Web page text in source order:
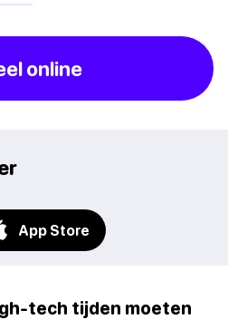
online
App Store
tech tijden moeten